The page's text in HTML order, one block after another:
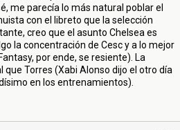
me parecía lo más natural poblar el
con el libreto que la selección
creo que el asunto Chelsea es
la concentración de Cesc y a lo mejor
por ende, se resiente). La
que Torres (Xabi Alonso dijo el otro día
en los entrenamientos).